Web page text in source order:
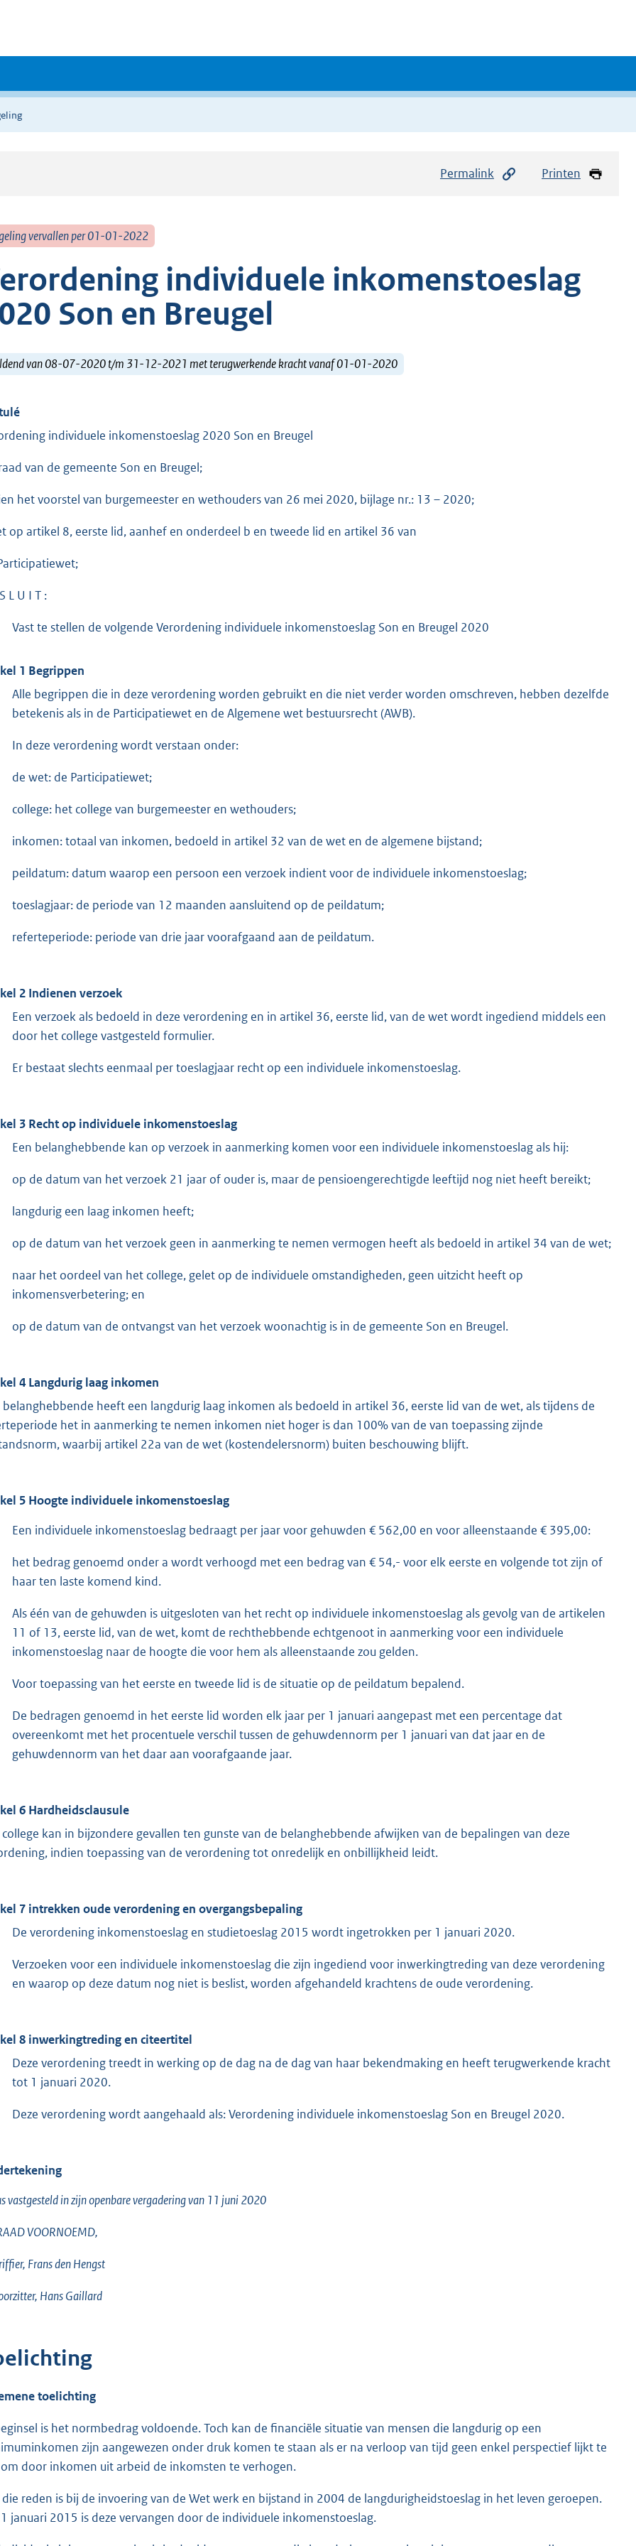
Permalink Printen
vervallen per 01-01-2022
individuele inkomenstoeslag
Son en Breugel
van 08-07-2020 t/m 31-12-2021 met terugwerkende kracht vanaf 01-01-2020
individuele inkomenstoeslag 2020 Son en Breugel
van de gemeente Son en Breugel;
het voorstel van burgemeester en wethouders van 26 mei 2020, bijlage nr.: 13 – 2020;
op artikel 8, eerste lid, aanhef en onderdeel b en tweede lid en artikel 36 van
L U I T :
Vast te stellen de volgende Verordening individuele inkomenstoeslag Son en Breugel 2020
1 Begrippen
Alle begrippen die in deze verordening worden gebruikt en die niet verder worden omschreven, hebben dezelfde
betekenis als in de Participatiewet en de Algemene wet bestuursrecht (AWB).
In deze verordening wordt verstaan onder:
de wet: de Participatiewet;
college: het college van burgemeester en wethouders;
inkomen: totaal van inkomen, bedoeld in artikel 32 van de wet en de algemene bijstand;
peildatum: datum waarop een persoon een verzoek indient voor de individuele inkomenstoeslag;
toeslagjaar: de periode van 12 maanden aansluitend op de peildatum;
referteperiode: periode van drie jaar voorafgaand aan de peildatum.
2 Indienen verzoek
Een verzoek als bedoeld in deze verordening en in artikel 36, eerste lid, van de wet wordt ingediend middels een
door het college vastgesteld formulier.
Er bestaat slechts eenmaal per toeslagjaar recht op een individuele inkomenstoeslag.
3 Recht op individuele inkomenstoeslag
Een belanghebbende kan op verzoek in aanmerking komen voor een individuele inkomenstoeslag als hij:
op de datum van het verzoek 21 jaar of ouder is, maar de pensioengerechtigde leeftijd nog niet heeft bereikt;
langdurig een laag inkomen heeft;
op de datum van het verzoek geen in aanmerking te nemen vermogen heeft als bedoeld in artikel 34 van de wet;
naar het oordeel van het college, gelet op de individuele omstandigheden, geen uitzicht heeft op
inkomensverbetering; en
op de datum van de ontvangst van het verzoek woonachtig is in de gemeente Son en Breugel.
4 Langdurig laag inkomen
belanghebbende heeft een langdurig laag inkomen als bedoeld in artikel 36, eerste lid van de wet, als tijdens de
het in aanmerking te nemen inkomen niet hoger is dan 100% van de van toepassing zijnde
waarbij artikel 22a van de wet (kostendelersnorm) buiten beschouwing blijft.
5 Hoogte individuele inkomenstoeslag
Een individuele inkomenstoeslag bedraagt per jaar voor gehuwden € 562,00 en voor alleenstaande € 395,00:
het bedrag genoemd onder a wordt verhoogd met een bedrag van € 54,- voor elk eerste en volgende tot zijn of
haar ten laste komend kind.
Als één van de gehuwden is uitgesloten van het recht op individuele inkomenstoeslag als gevolg van de artikelen
11 of 13, eerste lid, van de wet, komt de rechthebbende echtgenoot in aanmerking voor een individuele
inkomenstoeslag naar de hoogte die voor hem als alleenstaande zou gelden.
Voor toepassing van het eerste en tweede lid is de situatie op de peildatum bepalend.
De bedragen genoemd in het eerste lid worden elk jaar per 1 januari aangepast met een percentage dat
overeenkomt met het procentuele verschil tussen de gehuwdennorm per 1 januari van dat jaar en de
gehuwdennorm van het daar aan voorafgaande jaar.
6 Hardheidsclausule
kan in bijzondere gevallen ten gunste van de belanghebbende afwijken van de bepalingen van deze
indien toepassing van de verordening tot onredelijk en onbillijkheid leidt.
7 intrekken oude verordening en overgangsbepaling
De verordening inkomenstoeslag en studietoeslag 2015 wordt ingetrokken per 1 januari 2020.
Verzoeken voor een individuele inkomenstoeslag die zijn ingediend voor inwerkingtreding van deze verordening
en waarop op deze datum nog niet is beslist, worden afgehandeld krachtens de oude verordening.
8 inwerkingtreding en citeertitel
Deze verordening treedt in werking op de dag na de dag van haar bekendmaking en heeft terugwerkende kracht
tot 1 januari 2020.
Deze verordening wordt aangehaald als: Verordening individuele inkomenstoeslag Son en Breugel 2020.
vastgesteld in zijn openbare vergadering van 11 juni 2020
VOORNOEMD,
Frans den Hengst
Hans Gaillard
toelichting
is het normbedrag voldoende. Toch kan de financiële situatie van mensen die langdurig op een
zijn aangewezen onder druk komen te staan als er na verloop van tijd geen enkel perspectief lijkt te
door inkomen uit arbeid de inkomsten te verhogen.
die reden is bij de invoering van de Wet werk en bijstand in 2004 de langdurigheidstoeslag in het leven geroepen.
januari 2015 is deze vervangen door de individuele inkomenstoeslag.